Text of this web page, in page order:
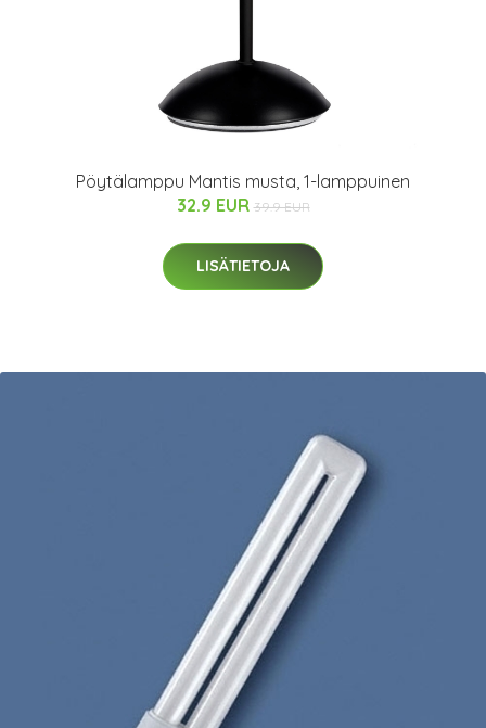
Pöytälamppu Mantis musta, 1-lamppuinen
32.9 EUR 39.9 EUR
LISÄTIETOJA